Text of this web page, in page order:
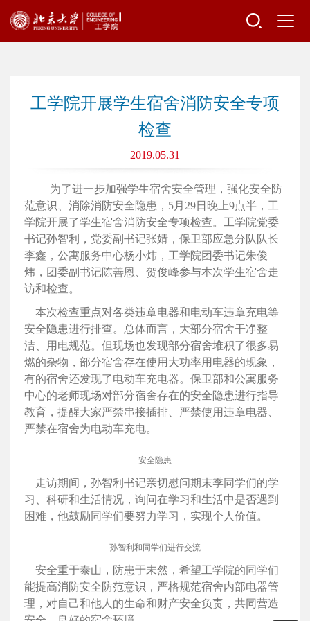
工学院开展学生宿舍消防安全专项
检查
2019.05.31
为了进一步加强学生宿舍安全管理，强化安全防
范意识、消除消防安全隐患，5月29日晚上9点半，工
学院开展了学生宿舍消防安全专项检查。工学院党委
书记孙智利，党委副书记张婧，保卫部应急分队队长
李鑫，公寓服务中心杨小炜，工学院团委书记朱俊
炜，团委副书记陈善恩、贺俊峰参与本次学生宿舍走
访和检查。
本次检查重点对各类违章电器和电动车违章充电等
安全隐患进行排查。总体而言，大部分宿舍干净整
洁、用电规范。但现场也发现部分宿舍堆积了很多易
燃的杂物，部分宿舍存在使用大功率用电器的现象，
有的宿舍还发现了电动车充电器。保卫部和公寓服务
中心的老师现场对部分宿舍存在的安全隐患进行指导
教育，提醒大家严禁串接插排、严禁使用违章电器、
严禁在宿舍为电动车充电。
安全隐患
走访期间，孙智利书记亲切慰问期末季同学们的学
习、科研和生活情况，询问在学习和生活中是否遇到
困难，他鼓励同学们要努力学习，实现个人价值。
孙智利和同学们进行交流
安全重于泰山，防患于未然，希望工学院的同学们
能提高消防安全防范意识，严格规范宿舍内部电器管
理，对自己和他人的生命和财产安全负责，共同营造